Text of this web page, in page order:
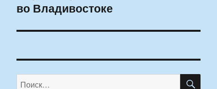
запись:
во Владивостоке
Искать: